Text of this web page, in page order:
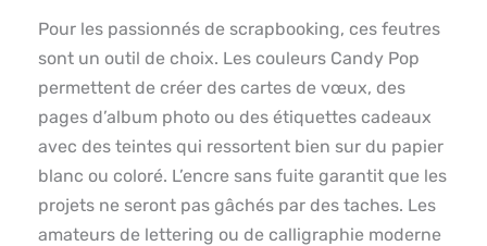
Pour les passionnés de scrapbooking, ces feutres
sont un outil de choix. Les couleurs Candy Pop
permettent de créer des cartes de vœux, des
pages d’album photo ou des étiquettes cadeaux
avec des teintes qui ressortent bien sur du papier
blanc ou coloré. L’encre sans fuite garantit que les
projets ne seront pas gâchés par des taches. Les
amateurs de lettering ou de calligraphie moderne